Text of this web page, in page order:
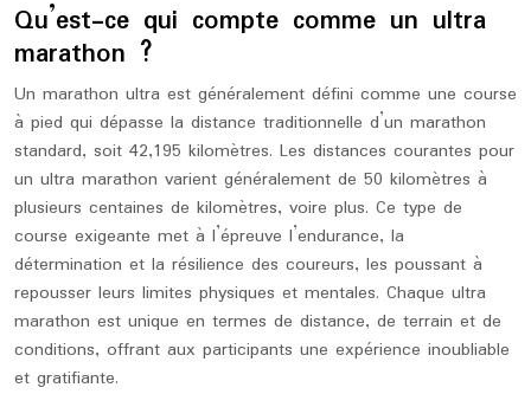
Qu’est-ce qui compte comme un ultra
marathon ?
Un marathon ultra est généralement défini comme une course
à pied qui dépasse la distance traditionnelle d’un marathon
standard, soit 42,195 kilomètres. Les distances courantes pour
un ultra marathon varient généralement de 50 kilomètres à
plusieurs centaines de kilomètres, voire plus. Ce type de
course exigeante met à l’épreuve l’endurance, la
détermination et la résilience des coureurs, les poussant à
repousser leurs limites physiques et mentales. Chaque ultra
marathon est unique en termes de distance, de terrain et de
conditions, offrant aux participants une expérience inoubliable
et gratifiante.